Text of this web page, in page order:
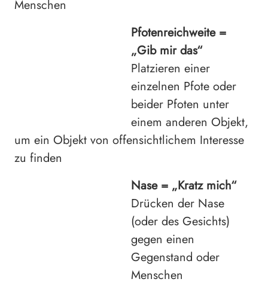
Menschen
Pfotenreichweite =
„Gib mir das“
Platzieren einer
einzelnen Pfote oder
beider Pfoten unter
einem anderen Objekt,
um ein Objekt von offensichtlichem Interesse
zu finden
Nase = „Kratz mich“
Drücken der Nase
(oder des Gesichts)
gegen einen
Gegenstand oder
Menschen